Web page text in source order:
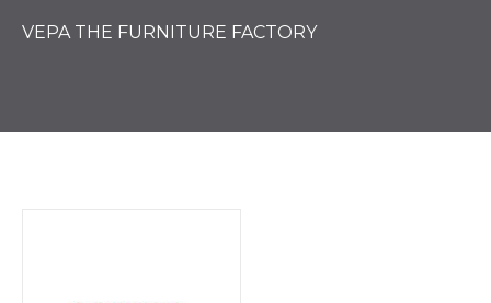
VEPA THE FURNITURE FACTORY